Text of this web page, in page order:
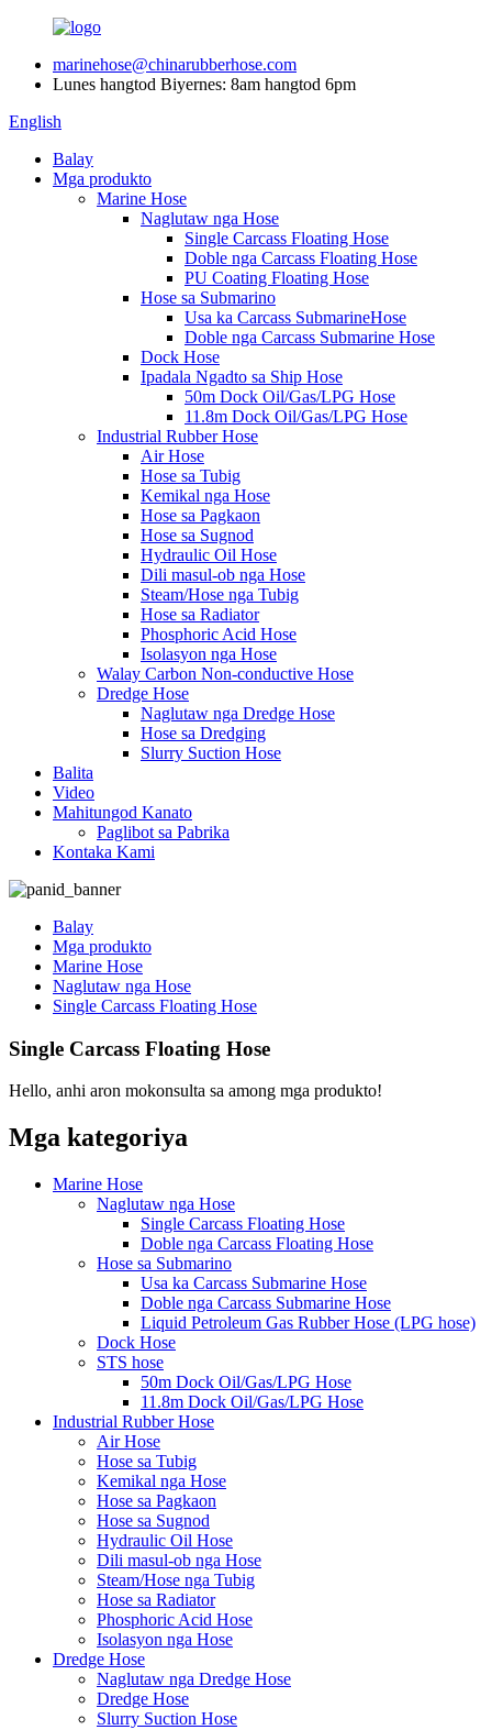
marinehose@chinarubberhose.com
Lunes hangtod Biyernes: 8am hangtod 6pm
English
Balay
Mga produkto
Marine Hose
Naglutaw nga Hose
Single Carcass Floating Hose
Doble nga Carcass Floating Hose
PU Coating Floating Hose
Hose sa Submarino
Usa ka Carcass SubmarineHose
Doble nga Carcass Submarine Hose
Dock Hose
Ipadala Ngadto sa Ship Hose
50m Dock Oil/Gas/LPG Hose
11.8m Dock Oil/Gas/LPG Hose
Industrial Rubber Hose
Air Hose
Hose sa Tubig
Kemikal nga Hose
Hose sa Pagkaon
Hose sa Sugnod
Hydraulic Oil Hose
Dili masul-ob nga Hose
Steam/Hose nga Tubig
Hose sa Radiator
Phosphoric Acid Hose
Isolasyon nga Hose
Walay Carbon Non-conductive Hose
Dredge Hose
Naglutaw nga Dredge Hose
Hose sa Dredging
Slurry Suction Hose
Balita
Video
Mahitungod Kanato
Paglibot sa Pabrika
Kontaka Kami
Balay
Mga produkto
Marine Hose
Naglutaw nga Hose
Single Carcass Floating Hose
Single Carcass Floating Hose
Hello, anhi aron mokonsulta sa among mga produkto!
Mga kategoriya
Marine Hose
Naglutaw nga Hose
Single Carcass Floating Hose
Doble nga Carcass Floating Hose
Hose sa Submarino
Usa ka Carcass Submarine Hose
Doble nga Carcass Submarine Hose
Liquid Petroleum Gas Rubber Hose (LPG hose)
Dock Hose
STS hose
50m Dock Oil/Gas/LPG Hose
11.8m Dock Oil/Gas/LPG Hose
Industrial Rubber Hose
Air Hose
Hose sa Tubig
Kemikal nga Hose
Hose sa Pagkaon
Hose sa Sugnod
Hydraulic Oil Hose
Dili masul-ob nga Hose
Steam/Hose nga Tubig
Hose sa Radiator
Phosphoric Acid Hose
Isolasyon nga Hose
Dredge Hose
Naglutaw nga Dredge Hose
Dredge Hose
Slurry Suction Hose